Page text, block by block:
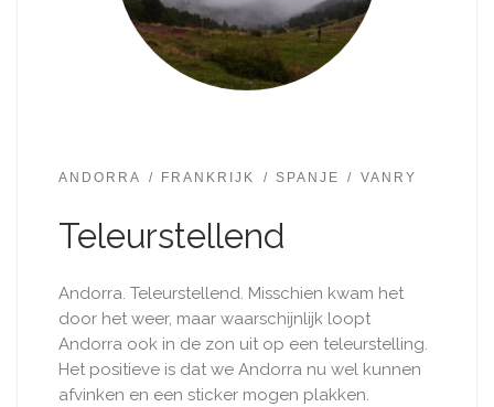
ANDORRA FRANKRIJK SPANJE VANRY
Teleurstellend
Andorra. Teleurstellend. Misschien kwam het
door het weer, maar waarschijnlijk loopt
Andorra ook in de zon uit op een teleurstelling.
Het positieve is dat we Andorra nu wel kunnen
afvinken en een sticker mogen plakken.